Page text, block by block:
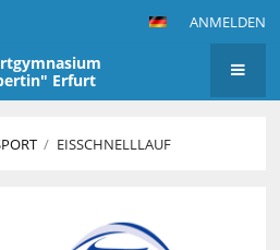
ANMELDEN
Erfurt
/ EISSCHNELLLAUF